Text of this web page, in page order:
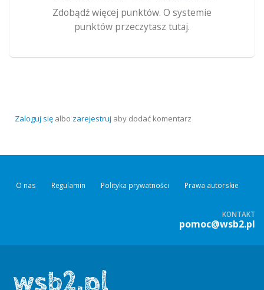
Zdobądź więcej punktów. O systemie
punktów przeczytasz tutaj.
Zaloguj się albo zarejestruj aby dodać komentarz
O nas Regulamin Polityka prywatności Prawa autorskie
KONTAKT
pomoc@wsb2.pl